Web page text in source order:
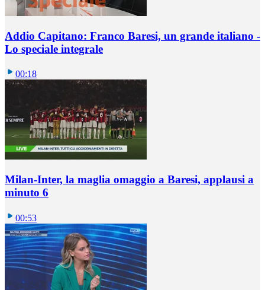
Addio Capitano: Franco Baresi, un grande italiano -
Lo speciale integrale
00:18
Milan-Inter, la maglia omaggio a Baresi, applausi a
minuto 6
00:53